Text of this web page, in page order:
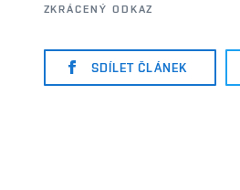
ZKRÁCENÝ ODKAZ
SDÍLET ČLÁNEK